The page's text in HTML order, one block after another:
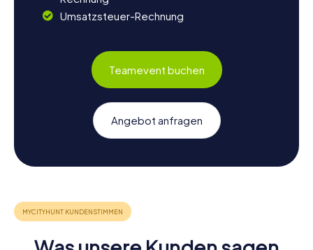
Umsatzsteuer-Rechnung
Teamevent buchen
Angebot anfragen